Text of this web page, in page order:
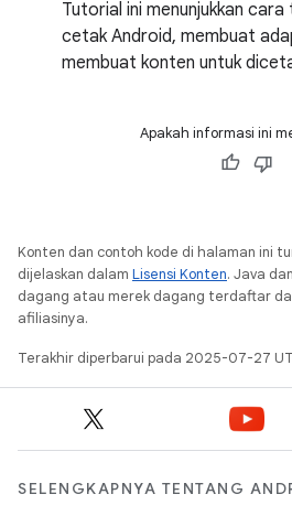
Tutorial ini menunjukkan
cetak Android, membuat
membuat konten untuk
Apakah informasi ini
Konten dan contoh kode di halaman ini
dijelaskan dalam Lisensi Konten. Java
dagang atau merek dagang terdaftar
afiliasinya.
Terakhir diperbarui pada 2025-07-27
SELENGKAPNYA TENTANG